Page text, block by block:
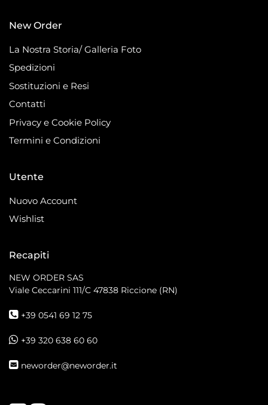
New Order
La Nostra Storia/ Galleria Foto
Spedizioni
Sostituzioni e Resi
Contatti
Privacy e Cookie Policy
Termini e Condizioni
Utente
Nuovo Account
Wishlist
Recapiti
NEW ORDER SAS
Viale Ceccarini 111/C 47838 Riccione (RN)
+39 0541 69 12 75
+39 320 638 60 60
neworder@neworder.it